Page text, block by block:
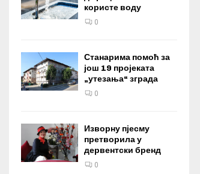
користе воду
0
Станарима помоћ за
још 19 пројеката
„утезања“ зграда
0
Изворну пјесму
претворила у
дервентски бренд
0